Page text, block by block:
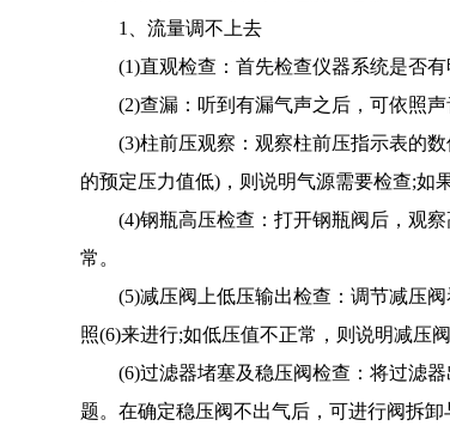
1、流量调不上去
(1)直观检查：首先检查仪器系统是否有
(2)查漏：听到有漏气声之后，可依照声
(3)柱前压观察：观察柱前压指示表的数
的预定压力值低)，则说明气源需要检查;如
(4)钢瓶高压检查：打开钢瓶阀后，观察
常。
(5)减压阀上低压输出检查：调节减压阀
照(6)来进行;如低压值不正常，则说明减压
(6)过滤器堵塞及稳压阀检查：将过滤器
题。在确定稳压阀不出气后，可进行阀拆